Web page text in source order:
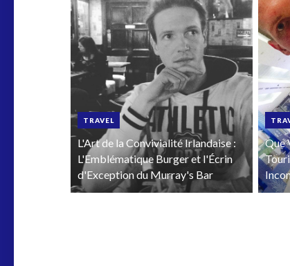
TRAVEL
L'Art de la Convivialité Irlandaise :
L'Emblématique Burger et l'Écrin
d'Exception du Murray's Bar
Que